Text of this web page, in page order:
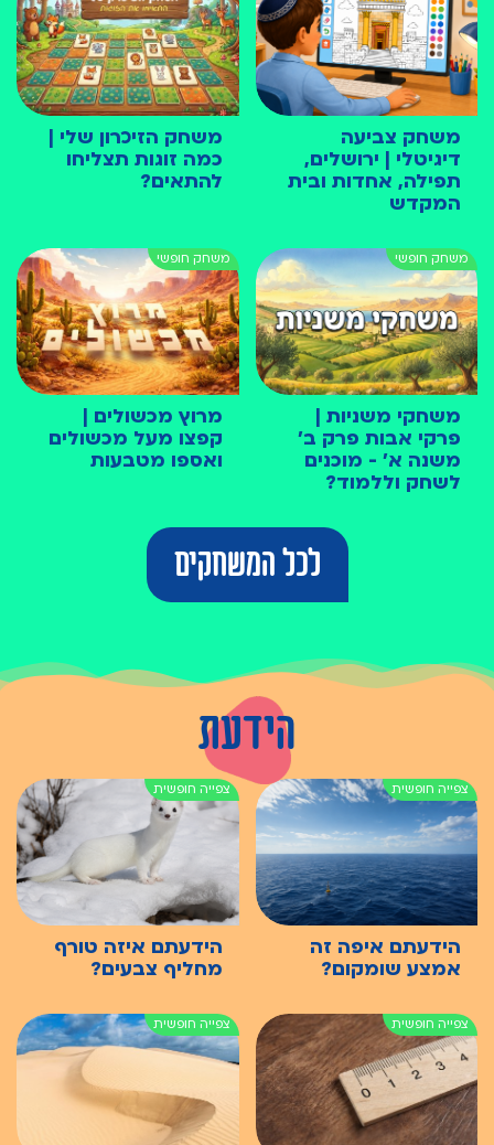
משחק צביעה
דיגיטלי | ירושלים,
תפילה, אחדות ובית
המקדש
משחק הזיכרון שלי |
כמה זוגות תצליחו
להתאים?
משחקי משניות |
פרקי אבות פרק ב׳
משנה א׳ - מוכנים
לשחק וללמוד?
מרוץ מכשולים |
קפצו מעל מכשולים
ואספו מטבעות
לכל המשחקים
הידעת
הידעתם איפה זה
אמצע שומקום?
הידעתם איזה טורף
מחליף צבעים?